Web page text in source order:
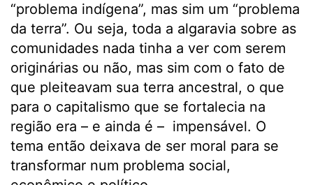
“problema indígena”, mas sim um “problema
da terra”. Ou seja, toda a algaravia sobre as
comunidades nada tinha a ver com serem
originárias ou não, mas sim com o fato de
que pleiteavam sua terra ancestral, o que
para o capitalismo que se fortalecia na
região era – e ainda é – impensável. O
tema então deixava de ser moral para se
transformar num problema social,